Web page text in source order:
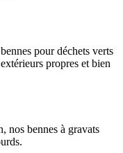
pour déchets verts
propres et bien
nos bennes à gravats